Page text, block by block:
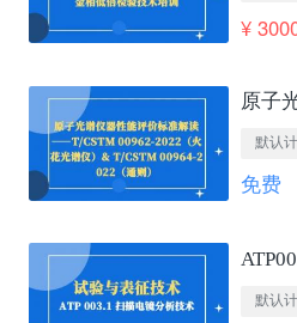
¥
默认
免费
默认